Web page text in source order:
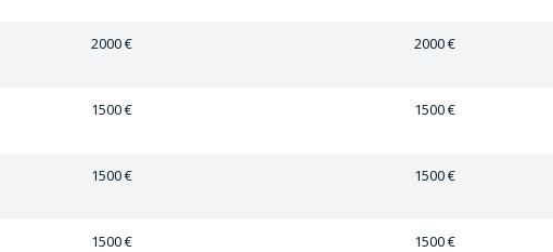
2000 € 2000 €
1500 € 1500 €
1500 € 1500 €
1500 € 1500 €